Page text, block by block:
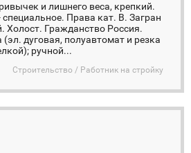
и лишнего веса, крепкий.
Права кат. В. Загран
Холост. Гражданство Россия.
дуговая, полуавтомат и резка
ручной...
Строительство / Работник на стройку